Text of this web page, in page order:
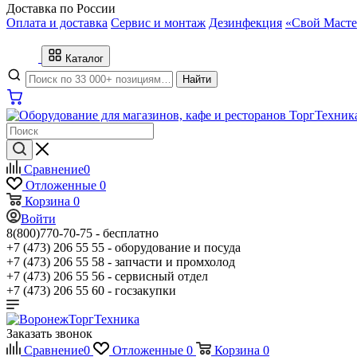
Доставка по России
Оплата и доставка Сервис и монтаж Дезинфекция «Свой
Каталог
Найти
Сравнение0
Отложенные 0
Корзина 0
Войти
8(800)770-70-75 - бесплатно
+7 (473) 206 55 55 - оборудование и посуда
+7 (473) 206 55 58 - запчасти и промхолод
+7 (473) 206 55 56 - сервисный отдел
+7 (473) 206 55 60 - госзакупки
Заказать звонок
Сравнение0 Отложенные 0 Корзина 0